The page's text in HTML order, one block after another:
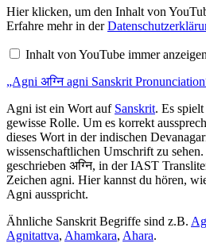
„Agni
अग्नि
Sanskrit
Pronunciation“
YouTube
Hier klicken, um den Inhalt von
Erfahre mehr in der
Inhalt von YouTube immer anzeigen
„Agni अग्नि agni Sanskrit
Agni ist ein Wort auf Sanskrit. Es
gewisse Rolle. Um es korrekt
dieses Wort in der indischen
wissenschaftlichen Umschrift zu
geschrieben अग्नि, in der IAST
Zeichen agni. Hier kannst du hören,
Agni ausspricht.
Ähnliche Sanskrit Begriffe sind z.B.
Agnitattva, Ahamkara, Ahara.